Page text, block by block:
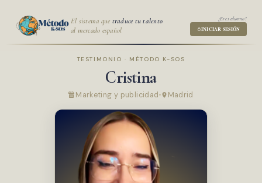
El sistema que traduce tu talento
al mercado español
¿Eres alumno?
INICIAR SESIÓN
TESTIMONIO · MÉTODO K-SOS
Cristina
Marketing y publicidad Madrid